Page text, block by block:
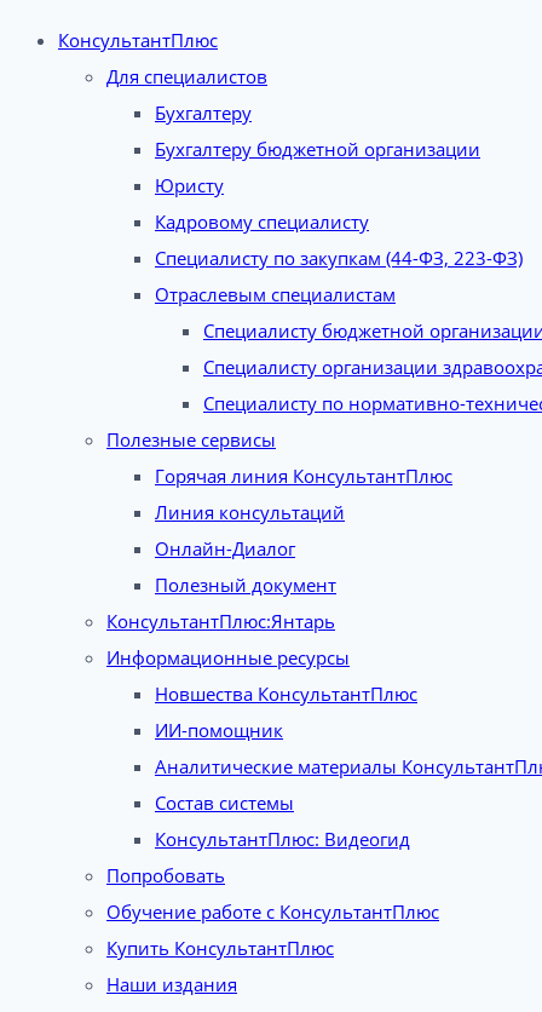
КонсультантПлюс
Для специалистов
Бухгалтеру
Бухгалтеру бюджетной организации
Юристу
Кадровому специалисту
Специалисту по закупкам (44-ФЗ, 223-ФЗ)
Отраслевым специалистам
Специалисту бюджетной
Специалисту организации
Специалисту по нормативно-
Полезные сервисы
Горячая линия КонсультантПлюс
Линия консультаций
Онлайн-Диалог
Полезный документ
КонсультантПлюс:Янтарь
Информационные ресурсы
Новшества КонсультантПлюс
ИИ-помощник
Аналитические материалы
Состав системы
КонсультантПлюс: Видеогид
Попробовать
Обучение работе с КонсультантПлюс
Купить КонсультантПлюс
Наши издания